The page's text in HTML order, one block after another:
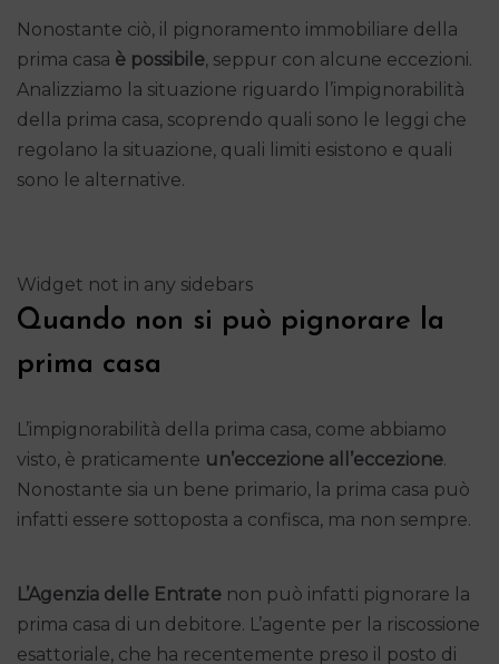
Nonostante ciò, il pignoramento immobiliare della
prima casa è possibile, seppur con alcune eccezioni.
Analizziamo la situazione riguardo l’impignorabilità
della prima casa, scoprendo quali sono le leggi che
regolano la situazione, quali limiti esistono e quali
sono le alternative.
Widget not in any sidebars
Quando non si può pignorare la
prima casa
L’impignorabilità della prima casa, come abbiamo
visto, è praticamente un’eccezione all’eccezione.
Nonostante sia un bene primario, la prima casa può
infatti essere sottoposta a confisca, ma non sempre.
L’Agenzia delle Entrate non può infatti pignorare la
prima casa di un debitore. L’agente per la riscossione
esattoriale, che ha recentemente preso il posto di